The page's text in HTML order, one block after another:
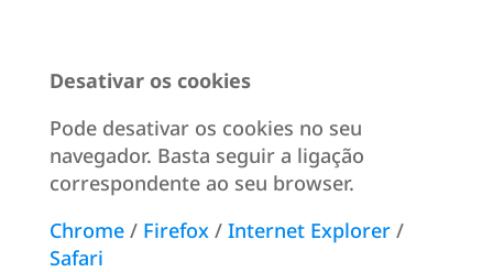
Desativar os cookies
Pode desativar os cookies no seu
navegador. Basta seguir a ligação
correspondente ao seu browser.
Chrome/ Firefox/ Internet Explorer/
Safari